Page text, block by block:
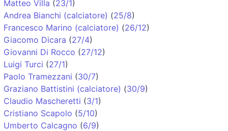
Matteo Villa (23/1)
Andrea Bianchi (calciatore) (25/8)
Francesco Marino (calciatore) (26/12)
Giacomo Dicara (27/4)
Giovanni Di Rocco (27/12)
Luigi Turci (27/1)
Paolo Tramezzani (30/7)
Graziano Battistini (calciatore) (30/9)
Claudio Mascheretti (3/1)
Cristiano Scapolo (5/10)
Umberto Calcagno (6/9)